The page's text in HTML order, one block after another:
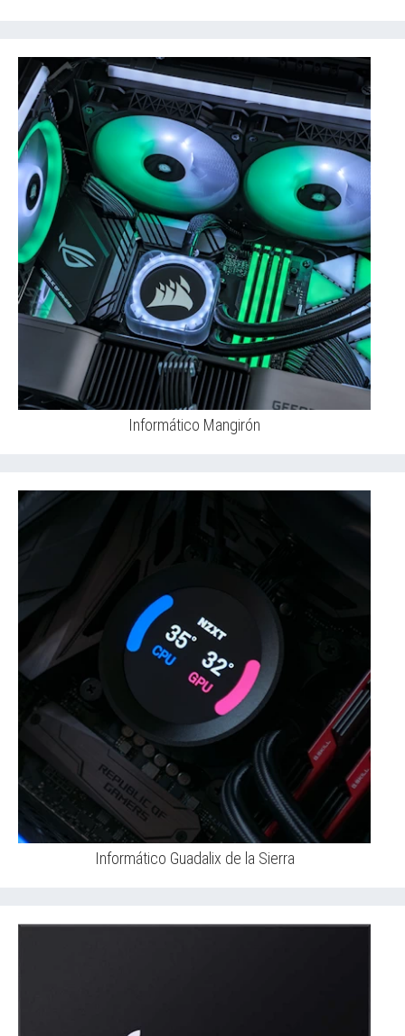
Informático Mangirón
Informático Guadalix de la Sierra